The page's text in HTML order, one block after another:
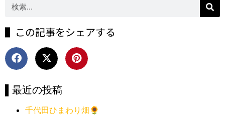
▌この記事をシェアする
▌最近の投稿
千代田ひまわり畑🌻